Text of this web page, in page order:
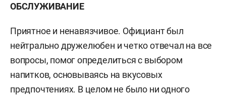
ОБСЛУЖИВАНИЕ
Приятное и ненавязчивое. Официант был
нейтрально дружелюбен и четко отвечал на все
вопросы, помог определиться с выбором
напитков, основываясь на вкусовых
предпочтениях. В целом не было ни одного